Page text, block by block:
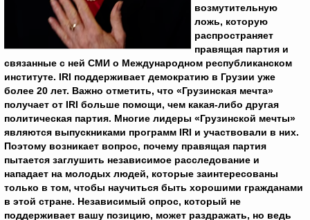
возмутительную
ложь, которую
распространяет
правящая партия и
связанные с ней СМИ о Международном республиканском
институте. IRI поддерживает демократию в Грузии уже
более 20 лет. Важно отметить, что «Грузинская мечта»
получает от IRI больше помощи, чем какая-либо другая
политическая партия. Многие лидеры «Грузинской мечты»
являются выпускниками программ IRI и участвовали в них.
Поэтому возникает вопрос, почему правящая партия
пытается заглушить независимое расследование и
нападает на молодых людей, которые заинтересованы
только в том, чтобы научиться быть хорошими гражданами
в этой стране. Независимый опрос, который не
поддерживает вашу позицию, может раздражать, но ведь